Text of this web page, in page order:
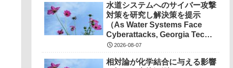
devices）
水道システムへのサイバー攻撃
対策を研究し解決策を提示
（As Water Systems Face
Cyberattacks, Georgia Tech
Research Points to
2026-08-07
相対論が化学結合に与える影響